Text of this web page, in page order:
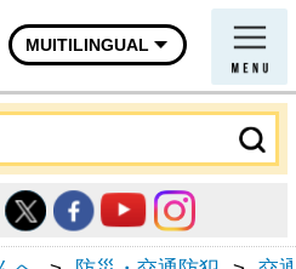
MUITILINGUAL